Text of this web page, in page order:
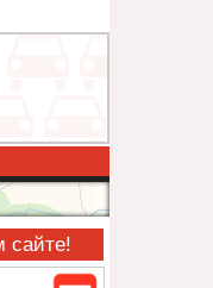
сайте!